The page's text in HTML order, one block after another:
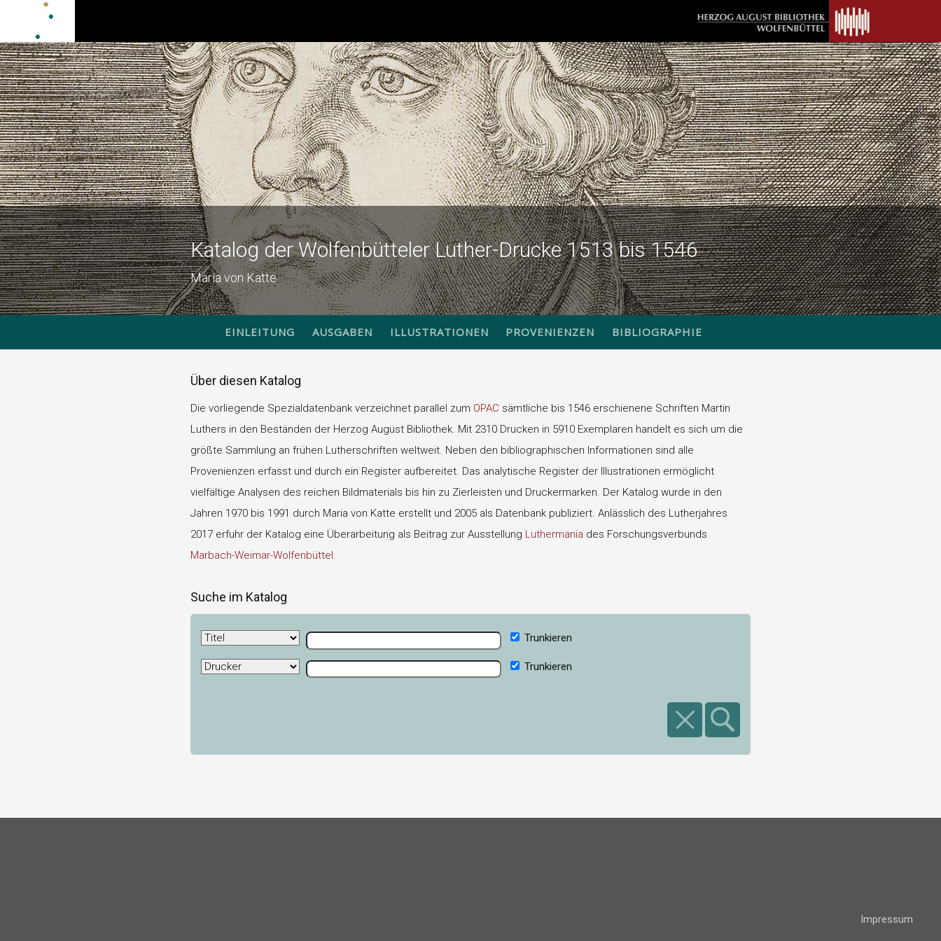
Katalog der Wolfenbütteler Luther-Drucke 1513 bis 1546
Maria von Katte
EINLEITUNG AUSGABEN ILLUSTRATIONEN PROVENIENZEN BIBLIOGRAPHIE
Über diesen Katalog
Die vorliegende Spezialdatenbank verzeichnet parallel zum OPAC sämtliche bis 1546 erschienene Schriften Martin
Luthers in den Beständen der Herzog August Bibliothek. Mit 2310 Drucken in 5910 Exemplaren handelt es sich um die
größte Sammlung an frühen Lutherschriften weltweit. Neben den bibliographischen Informationen sind alle
Provenienzen erfasst und durch ein Register aufbereitet. Das analytische Register der Illustrationen ermöglicht
vielfältige Analysen des reichen Bildmaterials bis hin zu Zierleisten und Druckermarken. Der Katalog wurde in den
Jahren 1970 bis 1991 durch Maria von Katte erstellt und 2005 als Datenbank publiziert. Anlässlich des Lutherjahres
2017 erfuhr der Katalog eine Überarbeitung als Beitrag zur Ausstellung Luthermania des Forschungsverbunds
Marbach-Weimar-Wolfenbüttel.
Suche im Katalog
Trunkieren
Trunkieren
Impressum